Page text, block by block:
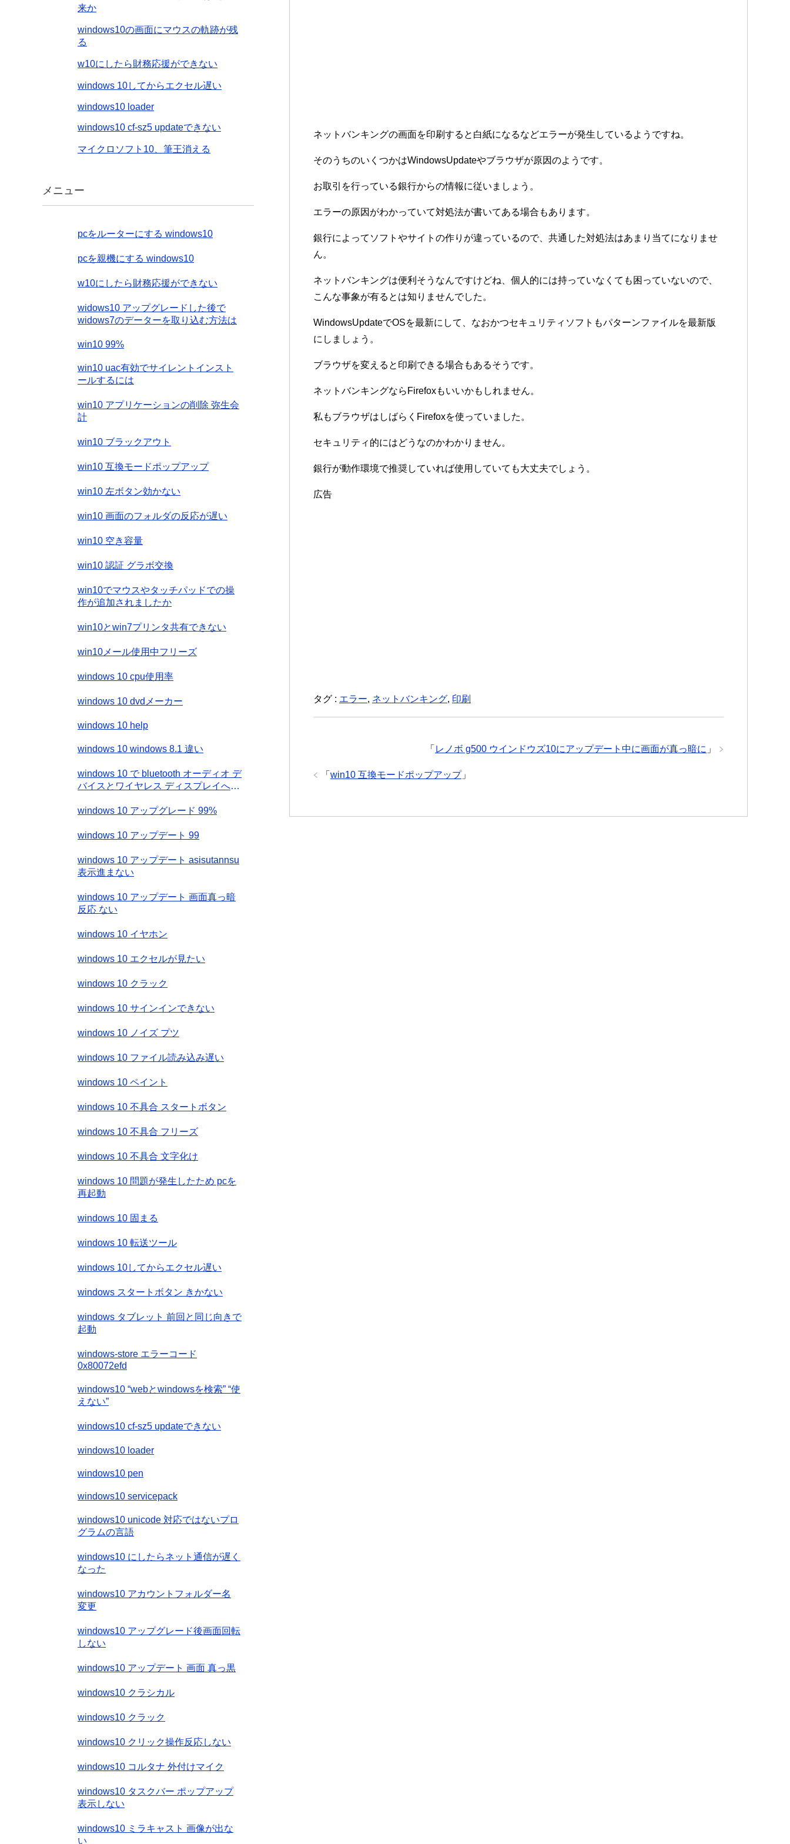
ネットバンキングの画面を印刷すると白紙になるなどエラーが発生しているようですね。
そのうちのいくつかはWindowsUpdateやブラウザが原因のようです。
お取引を行っている銀行からの情報に従いましょう。
エラーの原因がわかっていて対処法が書いてある場合もあります。
銀行によってソフトやサイトの作りが違っているので、共通した対処法はあまり当てになりませ
ん。
ネットバンキングは便利そうなんですけどね、個人的には持っていなくても困っていないので、
こんな事象が有るとは知りませんでした。
WindowsUpdateでOSを最新にして、なおかつセキュリティソフトもパターンファイルを最新版
にしましょう。
ブラウザを変えると印刷できる場合もあるそうです。
ネットバンキングならFirefoxもいいかもしれません。
私もブラウザはしばらくFirefoxを使っていました。
セキュリティ的にはどうなのかわかりません。
銀行が動作環境で推奨していれば使用していても大丈夫でしょう。
広告
タグ : エラー, ネットバンキング, 印刷
「 レノボ g500 ウインドウズ10にアップデート中に画面が真っ暗に 」
「 win10 互換モードポップアップ」
来か
windows10の画面にマウスの軌跡が残
る
w10にしたら財務応援ができない
windows 10してからエクセル遅い
windows10 loader
windows10 cf-sz5 updateできない
マイクロソフト10、筆王消える
メニュー
pcをルーターにする windows10
pcを親機にする windows10
w10にしたら財務応援ができない
widows10 アップグレードした後で
widows7のデーターを取り込む方法は
win10 99%
win10 uac有効でサイレントインスト
ールするには
win10 アプリケーションの削除 弥生会
計
win10 ブラックアウト
win10 互換モードポップアップ
win10 左ボタン効かない
win10 画面のフォルダの反応が遅い
win10 空き容量
win10 認証 グラボ交換
win10でマウスやタッチパッドでの操
作が追加されましたか
win10とwin7プリンタ共有できない
win10メール使用中フリーズ
windows 10 cpu使用率
windows 10 dvdメーカー
windows 10 help
windows 10 windows 8.1 違い
windows 10 で bluetooth オーディオ デ
バイスとワイヤレス ディスプレイへの
windows 10 アップグレード 99%
windows 10 アップデート 99
windows 10 アップデート asisutannsu
表示進まない
windows 10 アップデート 画面真っ暗
反応 ない
windows 10 イヤホン
windows 10 エクセルが見たい
windows 10 クラック
windows 10 サインインできない
windows 10 ノイズ プツ
windows 10 ファイル読み込み遅い
windows 10 ペイント
windows 10 不具合 スタートボタン
windows 10 不具合 フリーズ
windows 10 不具合 文字化け
windows 10 問題が発生したため pcを
再起動
windows 10 固まる
windows 10 転送ツール
windows 10してからエクセル遅い
windows スタートボタン きかない
windows タブレット 前回と同じ向きで
起動
windows-store エラーコード
0x80072efd
windows10 “webとwindowsを検索” “使
えない”
windows10 cf-sz5 updateできない
windows10 loader
windows10 pen
windows10 servicepack
windows10 unicode 対応ではないプロ
グラムの言語
windows10 にしたらネット通信が遅く
なった
windows10 アカウントフォルダー名
変更
windows10 アップグレード後画面回転
しない
windows10 アップデート 画面 真っ黒
windows10 クラシカル
windows10 クラック
windows10 クリック操作反応しない
windows10 コルタナ 外付けマイク
windows10 タスクバー ポップアップ
表示しない
windows10 ミラキャスト 画像が出な
い